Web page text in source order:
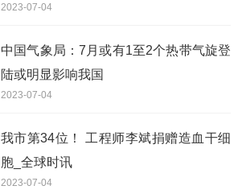
2023-07-04
中国气象局：7月或有1至2个热带气旋登
陆或明显影响我国
2023-07-04
我市第34位！ 工程师李斌捐赠造血干细
胞_全球时讯
2023-07-04